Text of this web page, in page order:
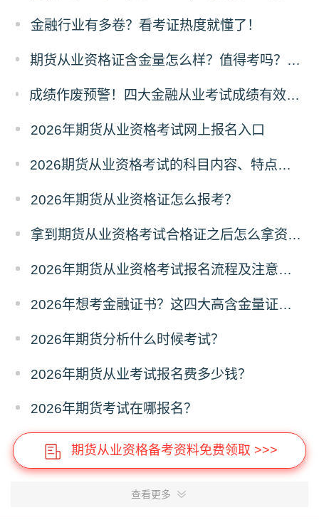
金融行业有多卷？看考证热度就懂了！
​期货从业资格证含金量怎么样？值得考吗？深度解析来了！
成绩作废预警！四大金融从业考试成绩有效期速查，别让辛苦白费！
2026年期货从业资格考试网上报名入口
2026期货从业资格考试的科目内容、特点及难度深度解析
2026年期货从业资格证怎么报考？
拿到期货从业资格考试合格证之后怎么拿资格证？
2026年期货从业资格考试报名流程及注意事项全攻略
2026年想考金融证书？这四大高含金量证书别错过！
2026年期货分析什么时候考试？
2026年期货从业考试报名费多少钱？
2026年期货考试在哪报名？
期货从业资格备考资料免费领取 >>>
查看更多